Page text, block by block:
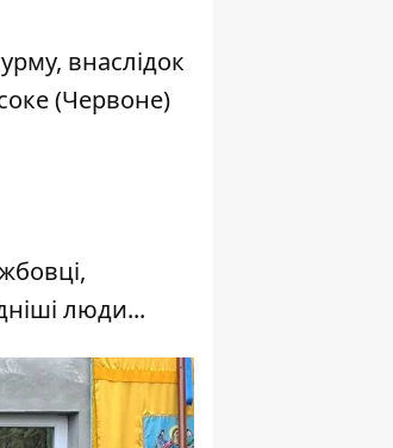
внаслідок
(Червоне)
люди...